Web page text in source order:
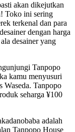
akan dikejutkan
Toko ini sering
terkenal dan para
dengan harga
desainer yang
Tanpopo
kamu menyusuri
Waseda. Tanpopo
seharga ¥100
adalah
Tanpopo House